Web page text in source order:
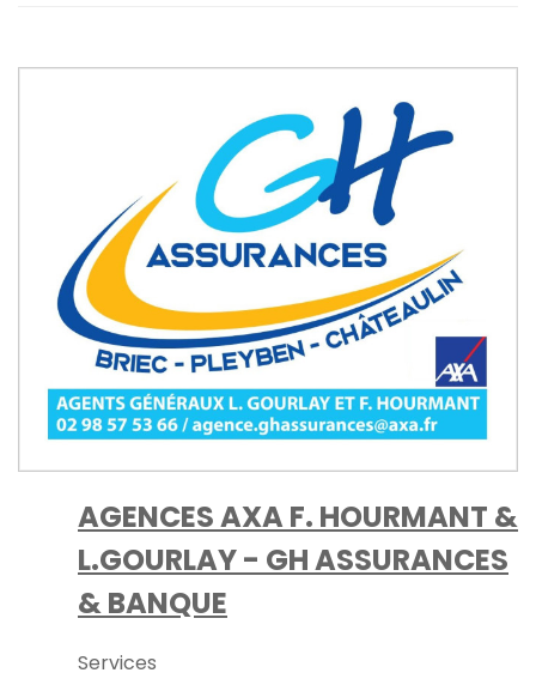
AGENCES AXA F. HOURMANT &
L.GOURLAY - GH ASSURANCES
& BANQUE
Services